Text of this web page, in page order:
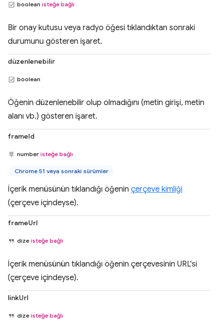
boolean isteğe bağlı
Bir onay kutusu veya radyo öğesi tıklandıktan sonraki
durumunu gösteren işaret.
düzenlenebilir
boolean
Öğenin düzenlenebilir olup olmadığını (metin girişi, metin
alanı vb.) gösteren işaret.
frameId
number isteğe bağlı
Chrome 51 veya sonraki sürümler
İçerik menüsünün tıklandığı öğenin çerçeve kimliği
(çerçeve içindeyse).
frameUrl
dize isteğe bağlı
İçerik menüsünün tıklandığı öğenin çerçevesinin URL'si
(çerçeve içindeyse).
linkUrl
dize isteğe bağlı